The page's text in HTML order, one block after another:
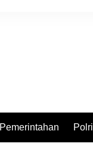
Pemerintahan Polri